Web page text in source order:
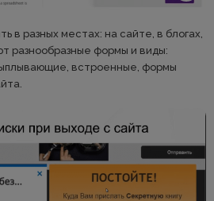
в разных местах: на сайте, в блогах,
разнообразные формы и виды:
встроенные, формы